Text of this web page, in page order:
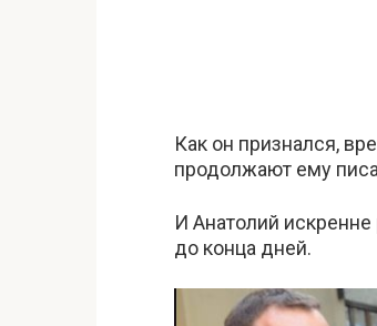
Как он признался,
продолжают ему
И Анатолий
до конца дней.